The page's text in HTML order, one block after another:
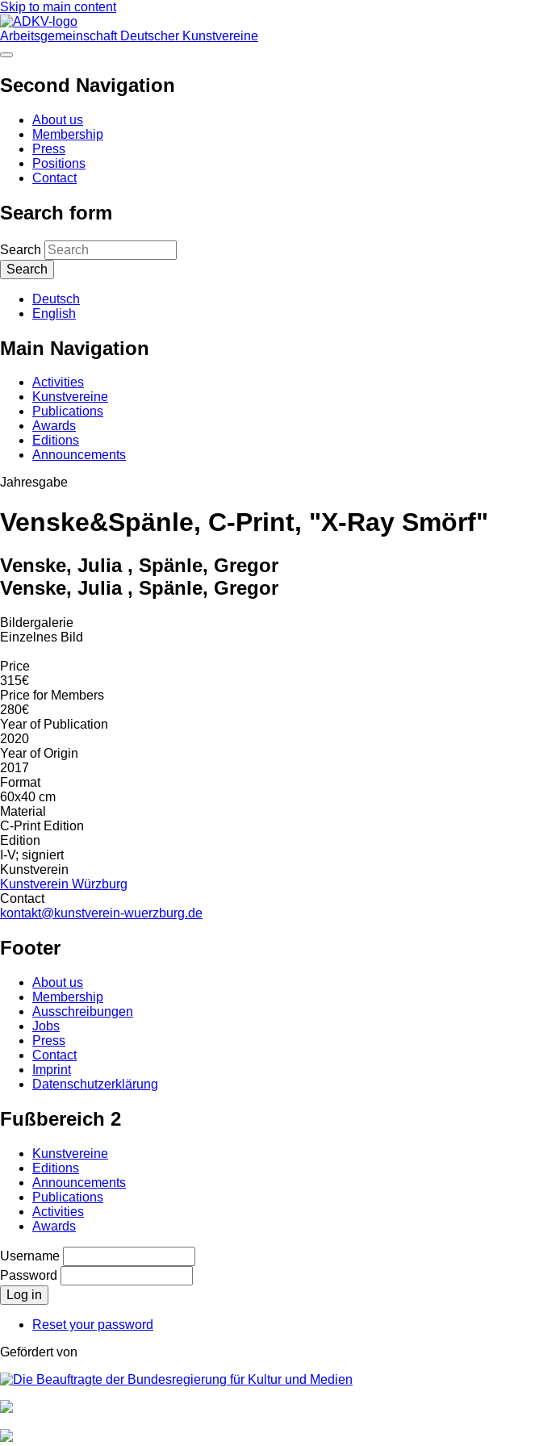
Skip to main content
Arbeitsgemeinschaft Deutscher Kunstvereine
Second Navigation
About us
Membership
Press
Positions
Contact
Search form
Search
Deutsch
English
Main Navigation
Activities
Kunstvereine
Publications
Awards
Editions
Announcements
Jahresgabe
Venske&Spänle, C-Print, "X-Ray Smörf"
Venske, Julia , Spänle, Gregor
Venske, Julia , Spänle, Gregor
Bildergalerie
Einzelnes Bild
Price
315€
Price for Members
280€
Year of Publication
2020
Year of Origin
2017
Format
60x40 cm
Material
C-Print Edition
Edition
I-V; signiert
Kunstverein
Kunstverein Würzburg
Contact
kontakt@kunstverein-wuerzburg.de
Footer
About us
Membership
Ausschreibungen
Jobs
Press
Contact
Imprint
Datenschutzerklärung
Fußbereich 2
Kunstvereine
Editions
Announcements
Publications
Activities
Awards
Username
Password
Reset your password
Gefördert von